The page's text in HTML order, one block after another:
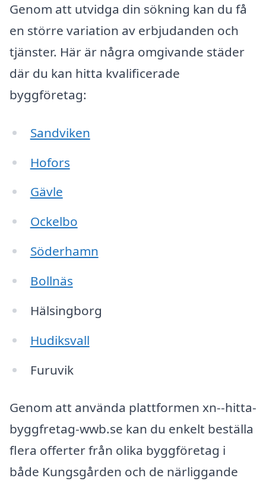
Genom att utvidga din sökning kan du få
en större variation av erbjudanden och
tjänster. Här är några omgivande städer
där du kan hitta kvalificerade
byggföretag:
Sandviken
Hofors
Gävle
Ockelbo
Söderhamn
Bollnäs
Hälsingborg
Hudiksvall
Furuvik
Genom att använda plattformen xn--hitta-
byggfretag-wwb.se kan du enkelt beställa
flera offerter från olika byggföretag i
både Kungsgården och de närliggande